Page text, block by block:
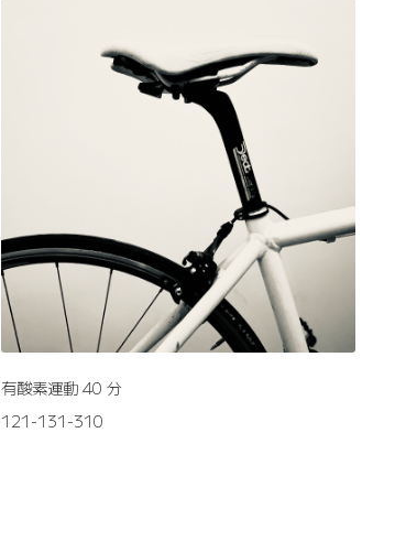
有酸素運動 40 分
121-131-310